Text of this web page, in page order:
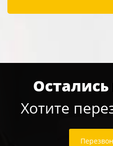
Хотите